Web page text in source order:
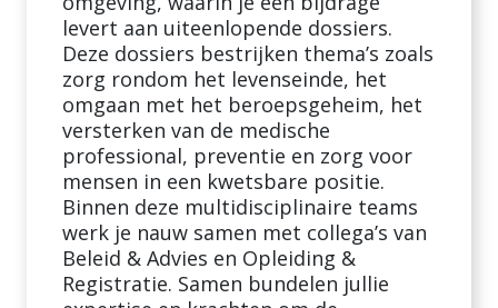
levert aan uiteenlopende dossiers.
Deze dossiers bestrijken thema’s zoals
zorg rondom het levenseinde, het
omgaan met het beroepsgeheim, het
versterken van de medische
professional, preventie en zorg voor
mensen in een kwetsbare positie.
Binnen deze multidisciplinaire teams
werk je nauw samen met collega’s van
Beleid & Advies en Opleiding &
Registratie. Samen bundelen jullie